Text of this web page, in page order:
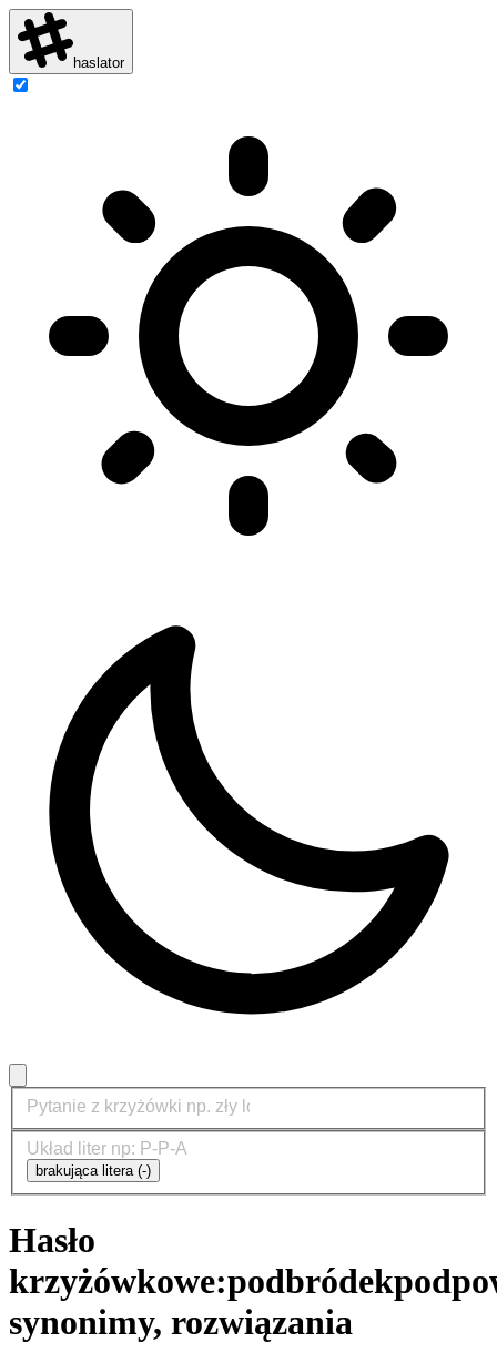
haslator
brakująca litera (-)
Hasło
krzyżówkowe:podbródek
synonimy, rozwiązania